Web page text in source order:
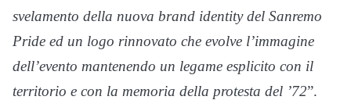
svelamento della nuova brand identity del Sanremo
Pride ed un logo rinnovato che evolve l’immagine
dell’evento mantenendo un legame esplicito con il
territorio e con la memoria della protesta del ’72”.